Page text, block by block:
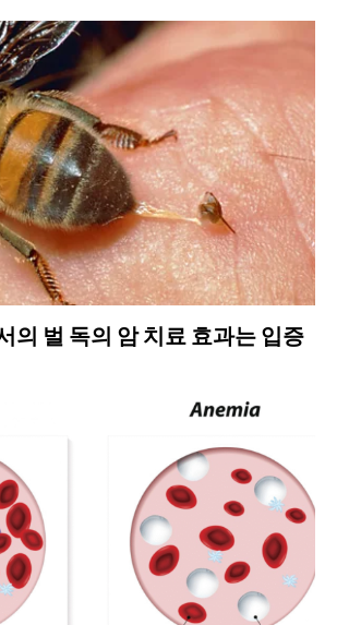
의 벌 독의 암 치료 효과는 입증